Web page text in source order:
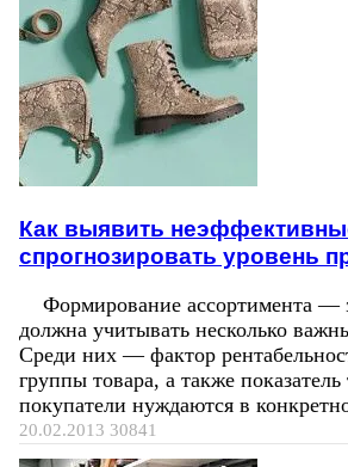
Как выявить
спрогнозировать уровень
Формирование ассортимента —
должна учитывать несколько
Среди них — фактор
группы товара, а также показатель
покупатели нуждаются в
20.02.2013 30841